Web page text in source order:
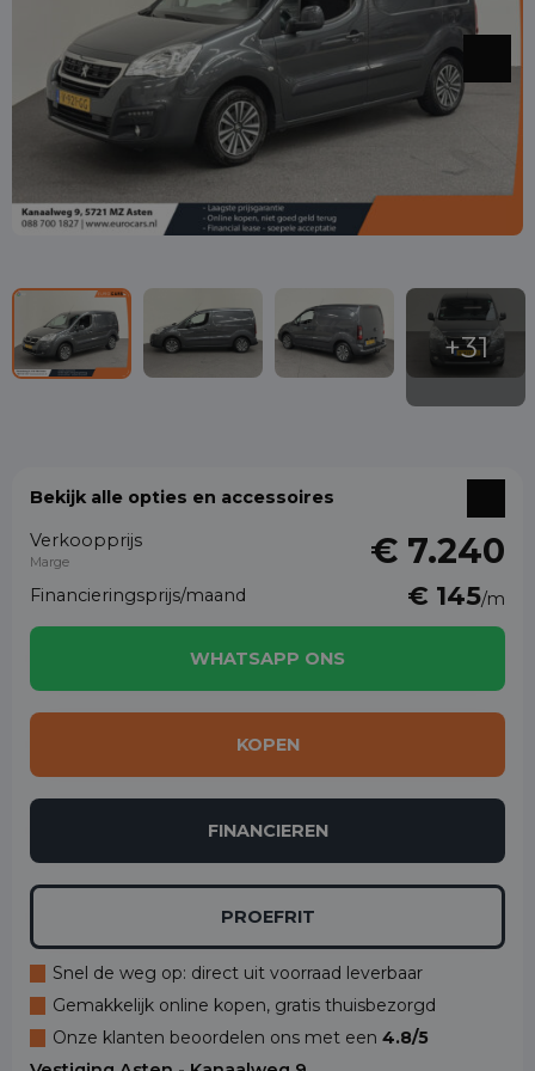
Bekijk alle opties en accessoires
Verkoopprijs
Marge € 7.240
Financieringsprijs/maand € 145/m
WHATSAPP ONS
KOPEN
FINANCIEREN
PROEFRIT
Snel de weg op: direct uit voorraad leverbaar
Gemakkelijk online kopen, gratis thuisbezorgd
Onze klanten beoordelen ons met een 4.8/5